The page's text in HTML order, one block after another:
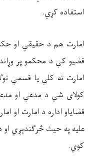
استفاده کړي.
امارت هم د حقيقي او
قضیو کې د محکمو پر
امارت ته کلي یا قسمي
کولای شي د مدعي او
قضایاو اداره د امارت او
علیه په حیث څرګندېږي او
کوي.